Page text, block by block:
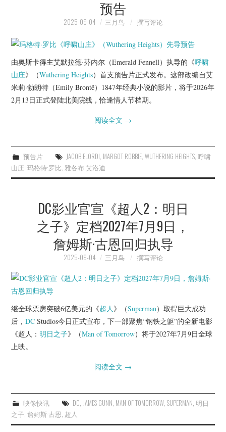
预告
2025-09-04 三月鸟 撰写评论
由奥斯卡得主艾默拉德·芬内尔（Emerald Fennell）执导的《呼啸
山庄》（Wuthering Heights）首支预告片正式发布。这部改编自艾
米莉·勃朗特（Emily Brontë）1847年经典小说的影片，将于2026年
2月13日正式登陆北美院线，恰逢情人节档期。
阅读全文 →
预告片 JACOB ELORDI MARGOT ROBBIE, WUTHERING HEIGHTS, 呼啸
山庄 ,玛格特·罗比 雅各布·艾洛迪
DC影业官宣《超人2：明日
之子》定档2027年7月9日，
詹姆斯·古恩回归执导
2025-09-04 三月鸟 撰写评论
继全球票房突破6亿美元的《超人》（Superman）取得巨大成功
后，DC Studios今日正式宣布，下一部聚焦“钢铁之躯”的全新电影
《超人： 明日之子》（Man of Tomorrow）将于2027年7月9日全球
上映。
阅读全文 →
映像快讯 DC, JAMES GUNN, MAN OF TOMORROW, SUPERMAN, 明日
之子,詹姆斯·古恩, 超人